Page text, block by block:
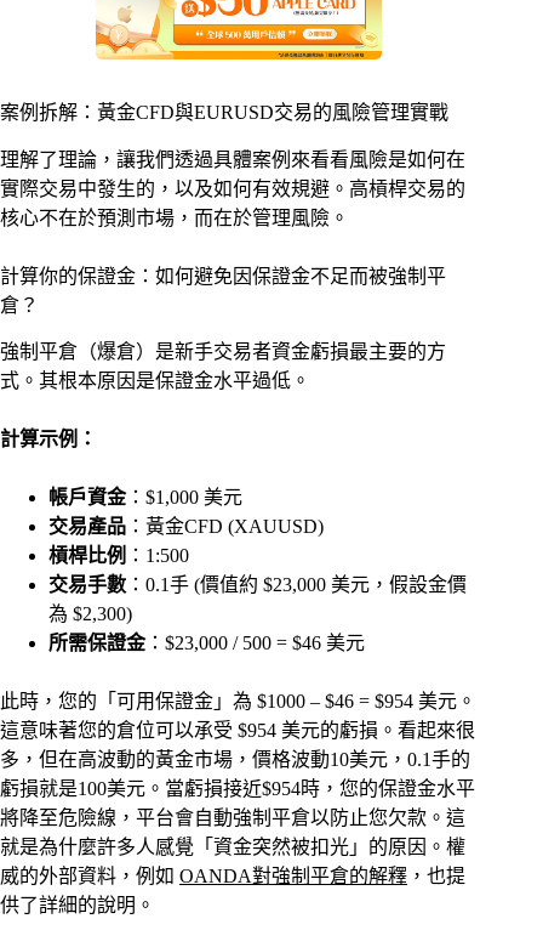
案例拆解：黃金CFD與EURUSD交易的風險管理實戰
理解了理論，讓我們透過具體案例來看看風險是如何在
實際交易中發生的，以及如何有效規避。高槓桿交易的
核心不在於預測市場，而在於管理風險。
計算你的保證金：如何避免因保證金不足而被強制平
倉？
強制平倉（爆倉）是新手交易者資金虧損最主要的方
式。其根本原因是保證金水平過低。
計算示例：
帳戶資金：$1,000 美元
交易產品 ：黃金CFD (XAUUSD)
槓桿比例 ：1:500
交易手數 ：0.1手 (價值約 $23,000 美元，假設金價
為 $2,300)
所需保證金：$23,000 / 500 = $46 美元
此時，您的「可用保證金」為 $1000 – $46 = $954 美元。
這意味著您的倉位可以承受 $954 美元的虧損。看起來很
多，但在高波動的黃金市場，價格波動10美元，0.1手的
虧損就是100美元。當虧損接近$954時，您的保證金水平
將降至危險線，平台會自動強制平倉以防止您欠款。這
就是為什麼許多人感覺「資金突然被扣光」的原因。權
威的外部資料，例如 OANDA對強制平倉的解釋 ，也提
供了詳細的說明。